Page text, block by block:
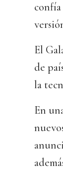
confía
El
de
la
En